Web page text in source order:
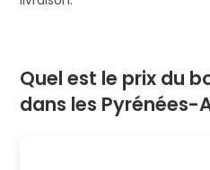
Quel est le prix du
dans les